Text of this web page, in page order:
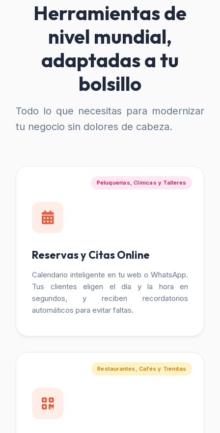
Herramientas de
nivel mundial,
adaptadas a tu
bolsillo
Todo lo que necesitas para modernizar
tu negocio sin dolores de cabeza.
Peluquerías, Clínicas y Talleres
Reservas y Citas Online
Calendario inteligente en tu web o WhatsApp.
Tus clientes eligen el día y la hora en
segundos, y reciben recordatorios
automáticos para evitar faltas.
Restaurantes, Cafés y Tiendas